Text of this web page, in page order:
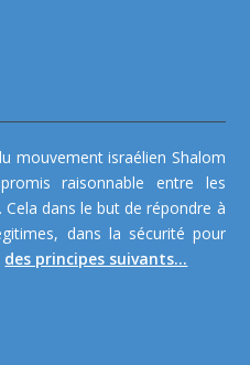
mouvement israélien Shalom
raisonnable entre les
dans le but de répondre à
dans la sécurité pour
des principes suivants...